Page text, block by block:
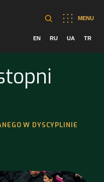
MENU
EN RU UA TR
W DYSCYPLINIE